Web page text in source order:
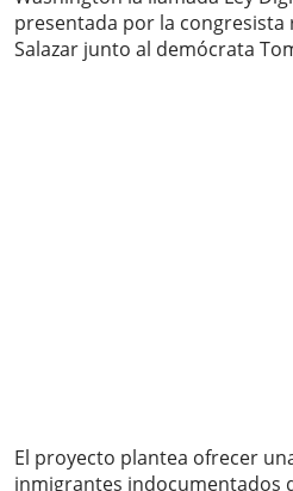
presentada por la congresista
Salazar junto al demócrata
El proyecto plantea ofrecer
inmigrantes indocumentados